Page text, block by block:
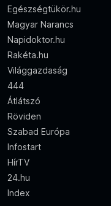
Egészségtükör.hu
Magyar Narancs
Napidoktor.hu
Rakéta.hu
Világgazdaság
444
Átlátszó
Röviden
Szabad Európa
Infostart
HírTV
24.hu
Index